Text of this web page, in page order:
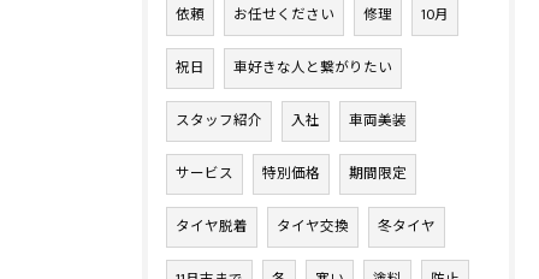
依頼 お任せください 修理 10月
祝日 車好きな人と繋がりたい
スタッフ紹介 入社 車両美装
サービス 特別価格 期間限定
タイヤ脱着 タイヤ交換 冬タイヤ